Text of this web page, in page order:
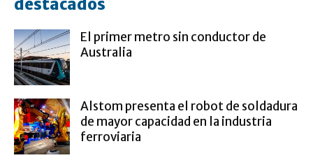
destacados
El primer metro sin conductor de
Australia
Alstom presenta el robot de soldadura
de mayor capacidad en la industria
ferroviaria